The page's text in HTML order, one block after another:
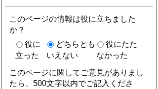
このページの情報は役に立ちました
か？
役に
立った
どちらとも
いえない
役にたた
なかった
このページに関してご意見がありまし
たら、500文字以内でご記入くださ